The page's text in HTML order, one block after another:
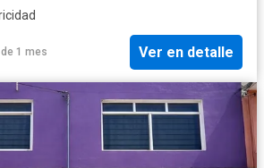
1 mes Ver en detalle